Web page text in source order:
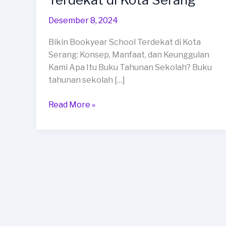
Desember 8, 2024
Bikin Bookyear School Terdekat di Kota
Serang: Konsep, Manfaat, dan Keunggulan
Kami Apa Itu Buku Tahunan Sekolah? Buku
tahunan sekolah […]
School
Terdekat
Kota
Serang
Read More »